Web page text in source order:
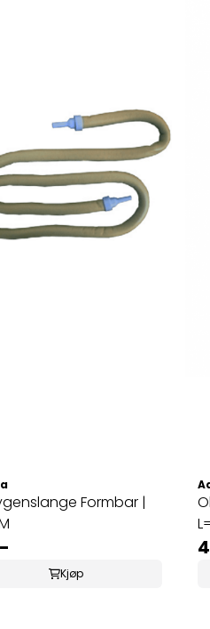
Formbar |
Kjøp